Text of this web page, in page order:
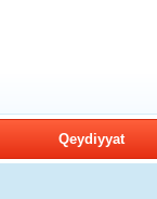
Qeydiyyat